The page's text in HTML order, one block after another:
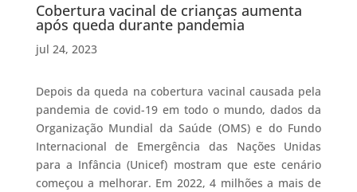
Cobertura vacinal de crianças aumenta
após queda durante pandemia
jul 24, 2023
Depois da queda na cobertura vacinal causada pela
pandemia de covid-19 em todo o mundo, dados da
Organização Mundial da Saúde (OMS) e do Fundo
Internacional de Emergência das Nações Unidas
para a Infância (Unicef) mostram que este cenário
começou a melhorar. Em 2022, 4 milhões a mais de